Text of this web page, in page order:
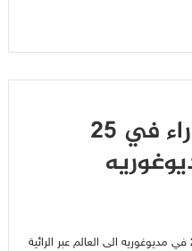
رسالة السيدة العذراء في 25
رسالة السيدة العذراء في 25 شباط 2017 في مديوغوريه الى العالم عبر الرائية